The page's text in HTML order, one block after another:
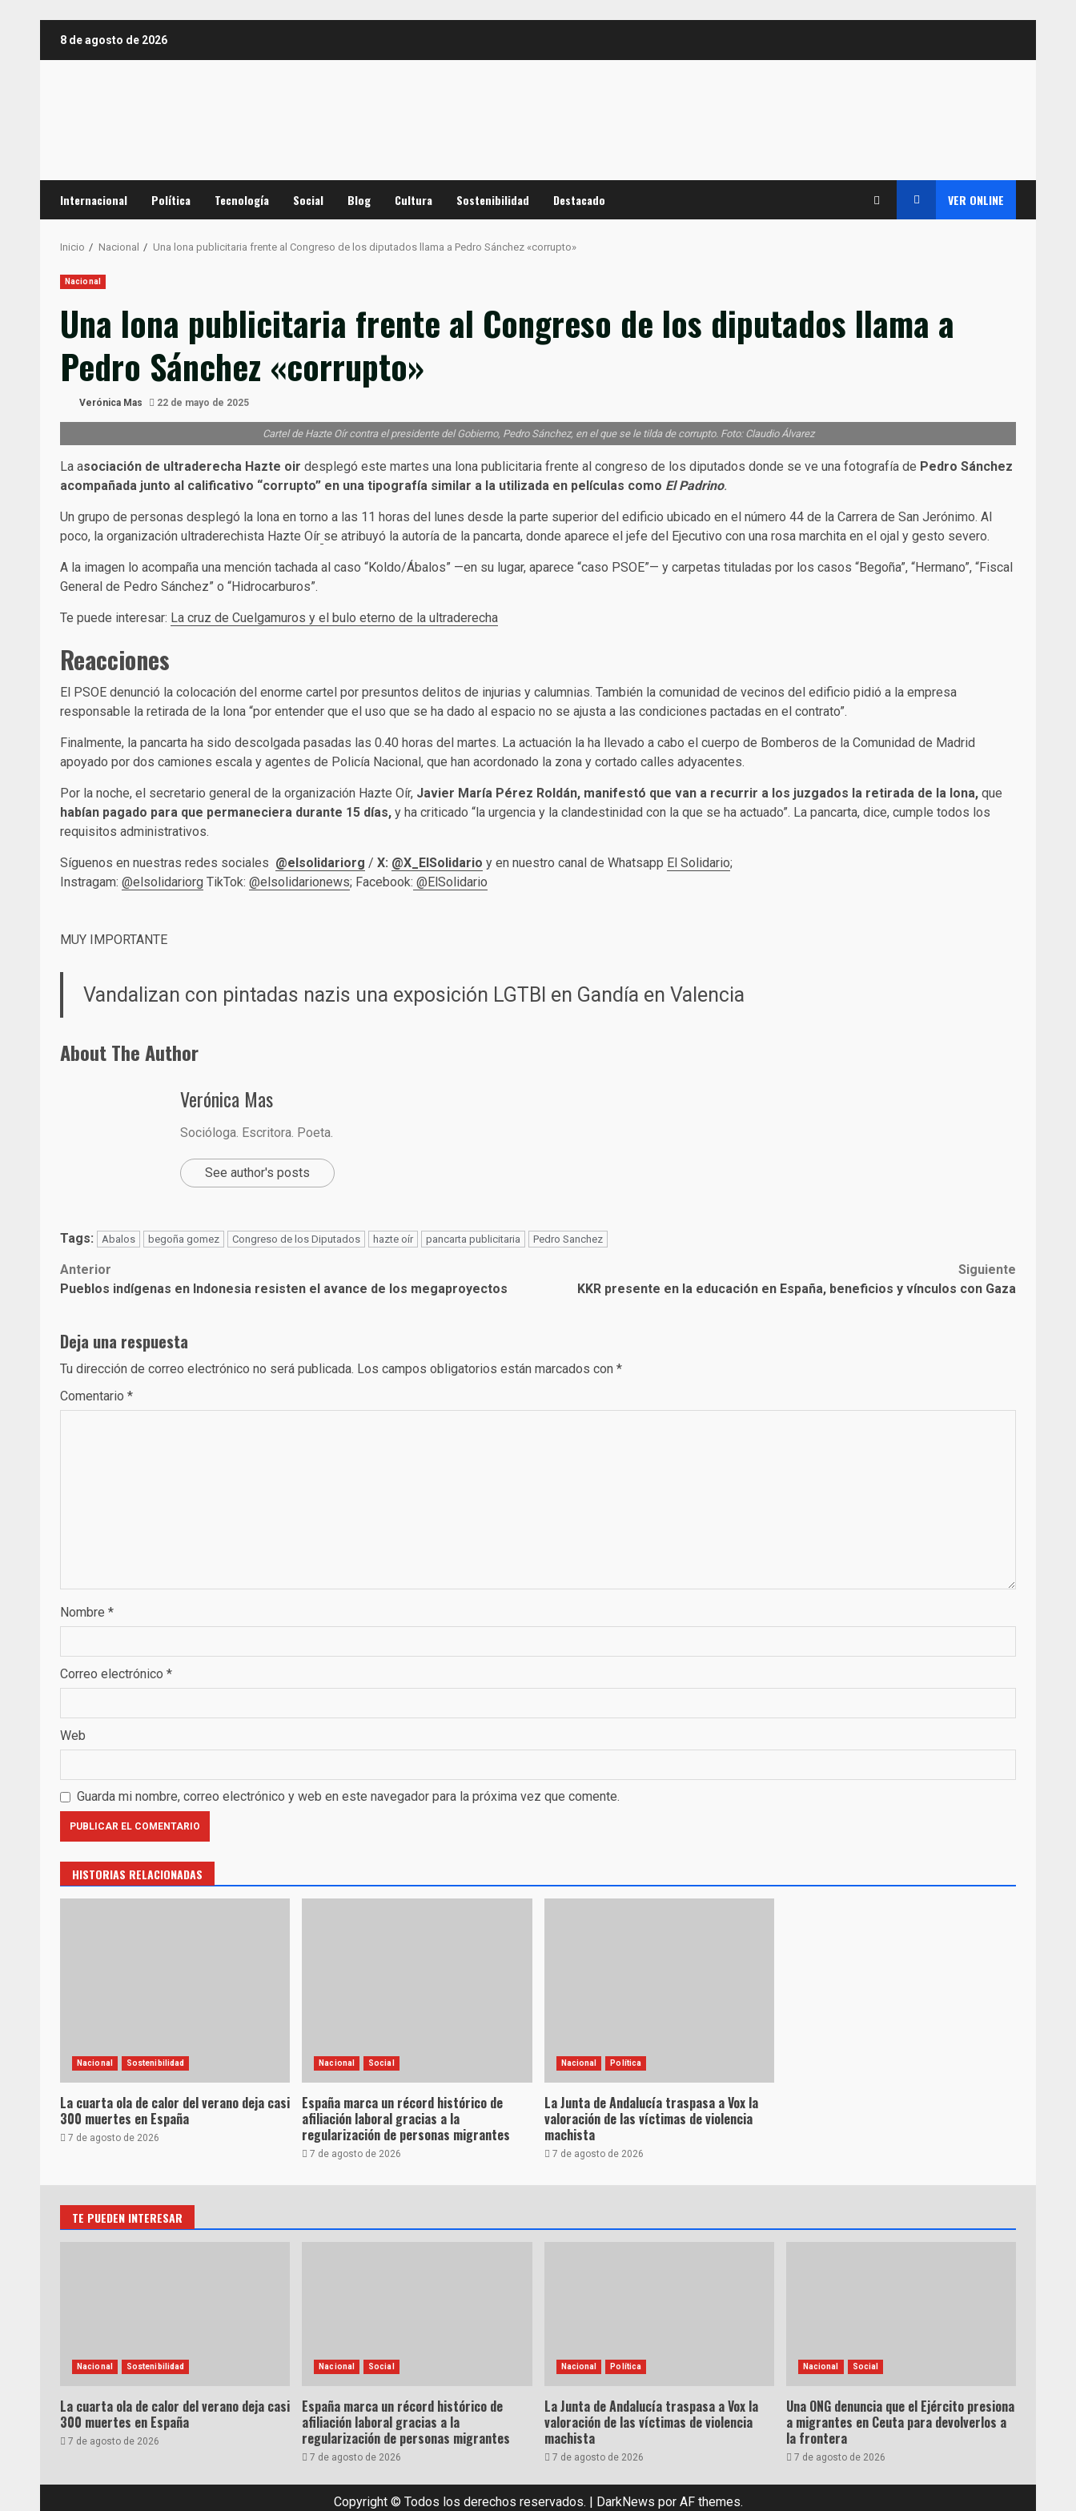
8 de agosto de 2026
Internacional Política Tecnología Social Blog Cultura Sostenibilidad Destacado VER ONLINE
Inicio Nacional Una lona publicitaria frente al Congreso de los diputados llama a Pedro Sánchez «corrupto»
Nacional
Una lona publicitaria frente al Congreso de los diputados llama a
Pedro Sánchez «corrupto»
Verónica Mas 22 de mayo de 2025
Cartel de Hazte Oír contra el presidente del Gobierno, Pedro Sánchez, en el que se le tilda de corrupto. Foto: Claudio Álvarez
La asociación de ultraderecha Hazte oir desplegó este martes una lona publicitaria frente al congreso de los diputados donde se ve una fotografía de Pedro Sánchez
acompañada junto al calificativo “corrupto” en una tipografía similar a la utilizada en películas como El Padrino.
Un grupo de personas desplegó la lona en torno a las 11 horas del lunes desde la parte superior del edificio ubicado en el número 44 de la Carrera de San Jerónimo. Al
poco, la organización ultraderechista Hazte Oír se atribuyó la autoría de la pancarta, donde aparece el jefe del Ejecutivo con una rosa marchita en el ojal y gesto severo.
A la imagen lo acompaña una mención tachada al caso “Koldo/Ábalos” —en su lugar, aparece “caso PSOE”— y carpetas tituladas por los casos “Begoña”, “Hermano”, “Fiscal
General de Pedro Sánchez” o “Hidrocarburos”.
Te puede interesar: La cruz de Cuelgamuros y el bulo eterno de la ultraderecha
Reacciones
El PSOE denunció la colocación del enorme cartel por presuntos delitos de injurias y calumnias. También la comunidad de vecinos del edificio pidió a la empresa
responsable la retirada de la lona “por entender que el uso que se ha dado al espacio no se ajusta a las condiciones pactadas en el contrato”.
Finalmente, la pancarta ha sido descolgada pasadas las 0.40 horas del martes. La actuación la ha llevado a cabo el cuerpo de Bomberos de la Comunidad de Madrid
apoyado por dos camiones escala y agentes de Policía Nacional, que han acordonado la zona y cortado calles adyacentes.
Por la noche, el secretario general de la organización Hazte Oír, Javier María Pérez Roldán, manifestó que van a recurrir a los juzgados la retirada de la lona, que
habían pagado para que permaneciera durante 15 días, y ha criticado “la urgencia y la clandestinidad con la que se ha actuado”. La pancarta, dice, cumple todos los
requisitos administrativos.
Síguenos en nuestras redes sociales @elsolidariorg / X: @X_ElSolidario y en nuestro canal de Whatsapp El Solidario;
Instragam: @elsolidariorg TikTok: @elsolidarionews; Facebook: @ElSolidario
MUY IMPORTANTE
Vandalizan con pintadas nazis una exposición LGTBI en Gandía en Valencia
About The Author
Verónica Mas
Socióloga. Escritora. Poeta.
See author's posts
Tags: Abalos begoña gomez Congreso de los Diputados hazte oír pancarta publicitaria Pedro Sanchez
Post
navigation
Anterior
Pueblos indígenas en Indonesia resisten el avance de los megaproyectos
Siguiente
KKR presente en la educación en España, beneficios y vínculos con Gaza
Deja una respuesta
Tu dirección de correo electrónico no será publicada. Los campos obligatorios están marcados con *
Comentario *
Nombre *
Correo electrónico *
Web
Guarda mi nombre, correo electrónico y web en este navegador para la próxima vez que comente.
HISTORIAS RELACIONADAS
Nacional Sostenibilidad
La cuarta ola de calor del verano deja casi
300 muertes en España
7 de agosto de 2026
Nacional Social
España marca un récord histórico de
afiliación laboral gracias a la
regularización de personas migrantes
7 de agosto de 2026
Nacional Política
La Junta de Andalucía traspasa a Vox la
valoración de las víctimas de violencia
machista
7 de agosto de 2026
TE PUEDEN INTERESAR
Nacional Sostenibilidad
La cuarta ola de calor del verano deja casi
300 muertes en España
7 de agosto de 2026
Nacional Social
España marca un récord histórico de
afiliación laboral gracias a la
regularización de personas migrantes
7 de agosto de 2026
Nacional Política
La Junta de Andalucía traspasa a Vox la
valoración de las víctimas de violencia
machista
7 de agosto de 2026
Nacional Social
Una ONG denuncia que el Ejército presiona
a migrantes en Ceuta para devolverlos a
la frontera
7 de agosto de 2026
Copyright © Todos los derechos reservados. | DarkNews por AF themes.